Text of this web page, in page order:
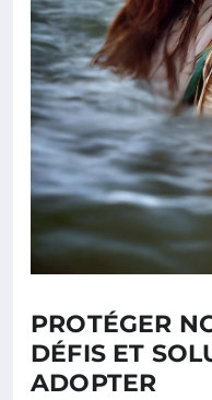
PROTÉGER
DÉFIS ET
ADOPTER